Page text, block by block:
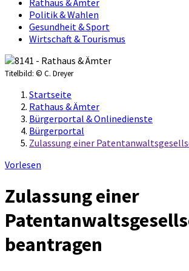
Rathaus & Ämter
Politik & Wahlen
Gesundheit & Sport
Wirtschaft & Tourismus
Titelbild: © C. Dreyer
Startseite
Rathaus & Ämter
Bürgerportal & Onlinedienste
Bürgerportal
Zulassung einer
Vorlesen
Zulassung einer
beantragen